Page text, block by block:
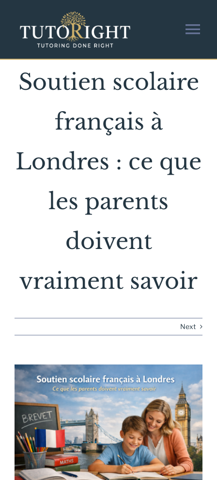
content
Join Our Team
Get in touch
Soutien scolaire
français à
Londres : ce que
les parents
doivent
vraiment savoir
Next
View
Larger
Image